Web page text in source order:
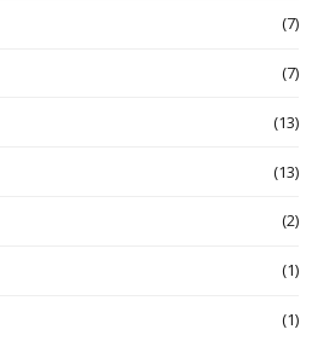
(7)
(7)
(13)
(13)
(2)
(1)
(1)